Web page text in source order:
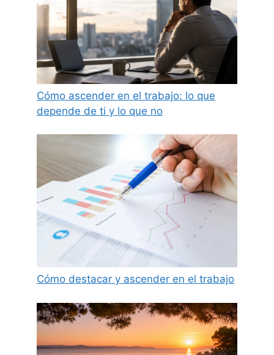
Cómo ascender en el trabajo: lo que
depende de ti y lo que no
Cómo destacar y ascender en el trabajo